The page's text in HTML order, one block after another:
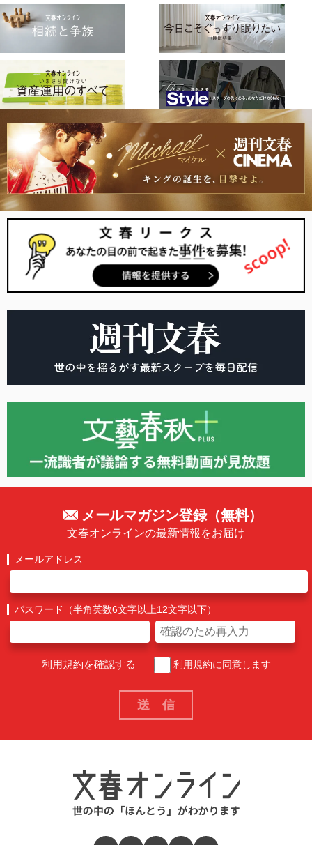
メールマガジン登録（無料）
文春オンラインの最新情報をお届け
メールアドレス
パスワード（半角英数6文字以上12文字以下）
利用規約を確認する 利用規約に同意します